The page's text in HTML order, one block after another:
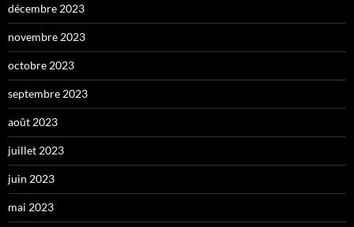
décembre 2023
novembre 2023
octobre 2023
septembre 2023
août 2023
juillet 2023
juin 2023
mai 2023